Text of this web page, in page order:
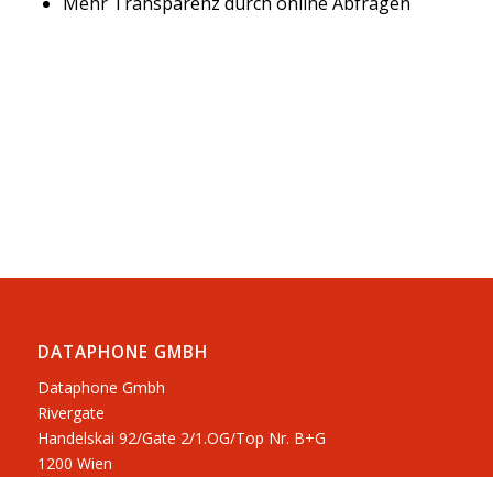
DATAPHONE GMBH
Dataphone Gmbh
Rivergate
​Handelskai 92/Gate 2/1.OG/Top Nr. B+G
1200 Wien